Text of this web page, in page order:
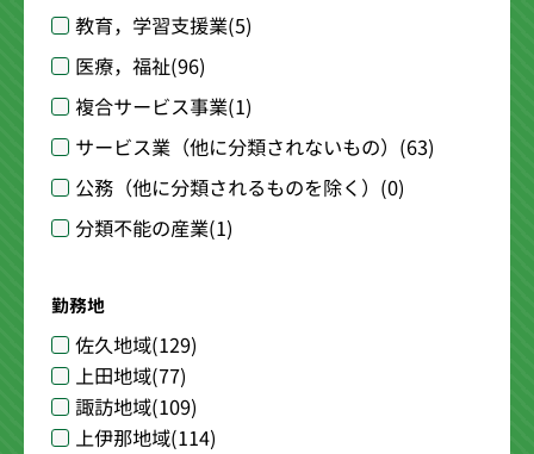
教育，学習支援業(5)
医療，福祉(96)
複合サービス事業(1)
サービス業（他に分類されないもの） (63)
公務（他に分類されるものを除く） (0)
分類不能の産業(1)
勤務地
佐久地域(129)
上田地域(77)
諏訪地域(109)
上伊那地域(114)